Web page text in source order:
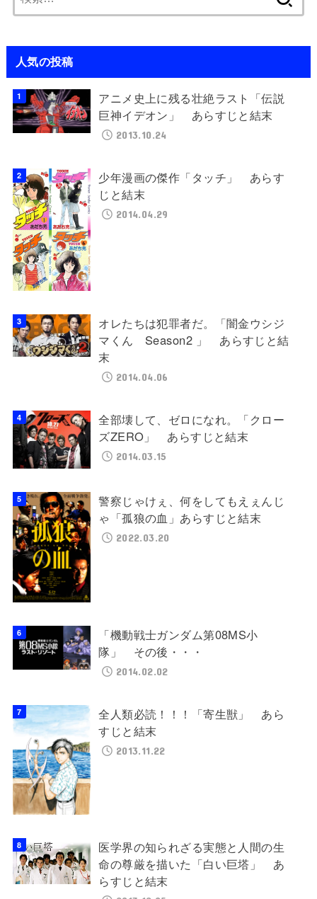
索:
人気の投稿
アニメ史上に残る壮絶ラスト「伝説
巨神イデオン」 あらすじと結末
2013.10.24
少年漫画の傑作「タッチ」 あらす
じと結末
2014.04.29
オレたちは犯罪者だ。「闇金ウシジ
マくん Season2 」 あらすじと結
末
2014.04.06
全部壊して、ゼロになれ。「クロー
ズZERO」 あらすじと結末
2014.03.15
警察じゃけぇ、何をしてもえぇんじ
ゃ「孤狼の血」あらすじと結末
2022.03.20
「機動戦士ガンダム第08MS小
隊」 その後・・・
2014.02.02
全人類必読！！！「寄生獣」 あら
すじと結末
2013.11.22
医学界の知られざる実態と人間の生
命の尊厳を描いた「白い巨塔」 あ
らすじと結末